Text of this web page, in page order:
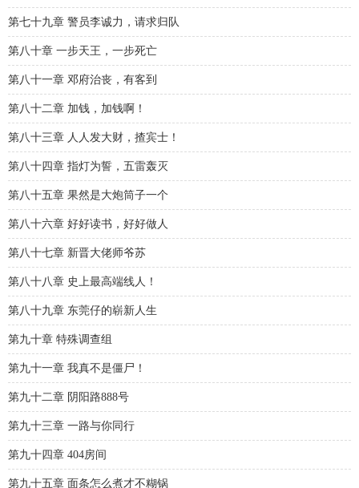
第七十九章 警员李诚力，请求归队
第八十章 一步天王，一步死亡
第八十一章 邓府治丧，有客到
第八十二章 加钱，加钱啊！
第八十三章 人人发大财，揸宾士！
第八十四章 指灯为誓，五雷轰灭
第八十五章 果然是大炮筒子一个
第八十六章 好好读书，好好做人
第八十七章 新晋大佬师爷苏
第八十八章 史上最高端线人！
第八十九章 东莞仔的崭新人生
第九十章 特殊调查组
第九十一章 我真不是僵尸！
第九十二章 阴阳路888号
第九十三章 一路与你同行
第九十四章 404房间
第九十五章 面条怎么煮才不糊锅